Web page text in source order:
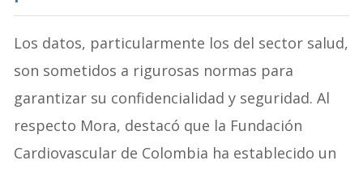
Los datos, particularmente los del sector salud,
son sometidos a rigurosas normas para
garantizar su confidencialidad y seguridad. Al
respecto Mora, destacó que la Fundación
Cardiovascular de Colombia ha establecido un